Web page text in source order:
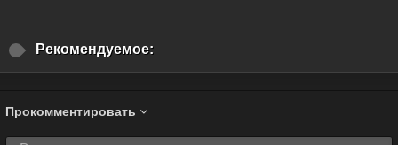
Рекомендуемое:
Прокомментировать